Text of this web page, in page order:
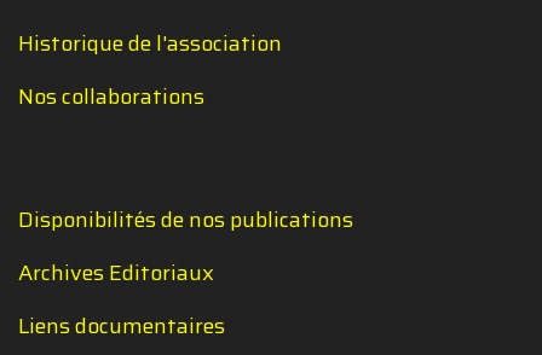
Historique de l'association
Nos collaborations
Disponibilités de nos publications
Archives Editoriaux
Liens documentaires